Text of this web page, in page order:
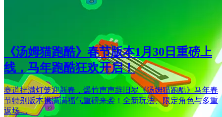
《汤姆猫跑酷》春节版本1月30日重磅上
线，马年跑酷狂欢开启！
赛道挂满灯笼迎新春，爆竹声声辞旧岁《汤姆猫跑酷》马年春
节特别版本携满满福气重磅来袭！全新玩法、限定角色与多重
返场…